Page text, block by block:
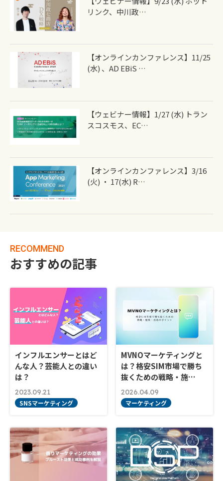
リンク、中川政…
【オンラインカンファレンス】11/25
(水) 、AD EBiS …
【ウェビナー情報】1/27 (水) トラン
スコスモス、EC…
【オンラインカンファレンス】3/16
(火) ・ 17(水) R…
RECOMMEND
おすすめの記事
インフルエンサーとはど
んな人？芸能人との違い
は？
2023.09.21
SNSマーケティング
MVNOマーケティングと
は？格安SIM市場で勝ち
抜くための戦略・施…
2026.04.09
マーケティング